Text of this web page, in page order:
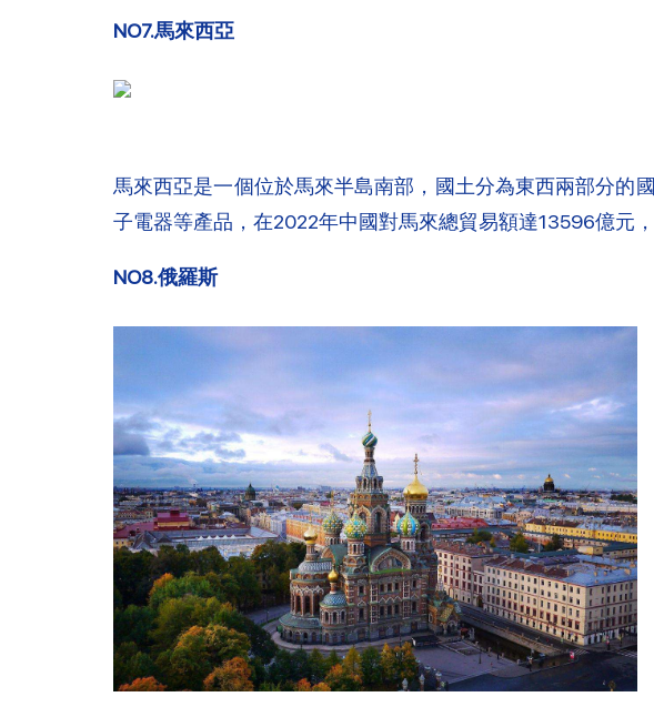
NO7.馬來西亞
馬來西亞是一個位於馬來半島南部，國土分為東西兩部分的
子電器等產品，在2022年中國對馬來總貿易額達13596億元
NO8.俄羅斯